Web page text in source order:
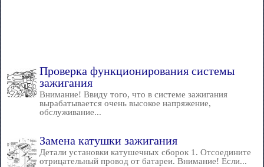
Проверка функционирования системы
зажигания
Внимание! Ввиду того, что в системе зажигания
вырабатывается очень высокое напряжение,
обслуживание...
Замена катушки зажигания
Детали установки катушечных сборок 1. Отсоедините
отрицательный провод от батареи. Внимание! Если...